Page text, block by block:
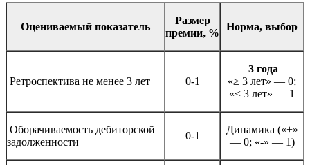
Оцениваемый показатель
Размер
премии, %
Норма, выбор
Ретроспектива не менее 3 лет 0-1
3 года
«≥ 3 лет» — 0;
«< 3 лет» — 1
Оборачиваемость дебиторской
задолженности
0-1
Динамика («+»
— 0; «-» — 1)